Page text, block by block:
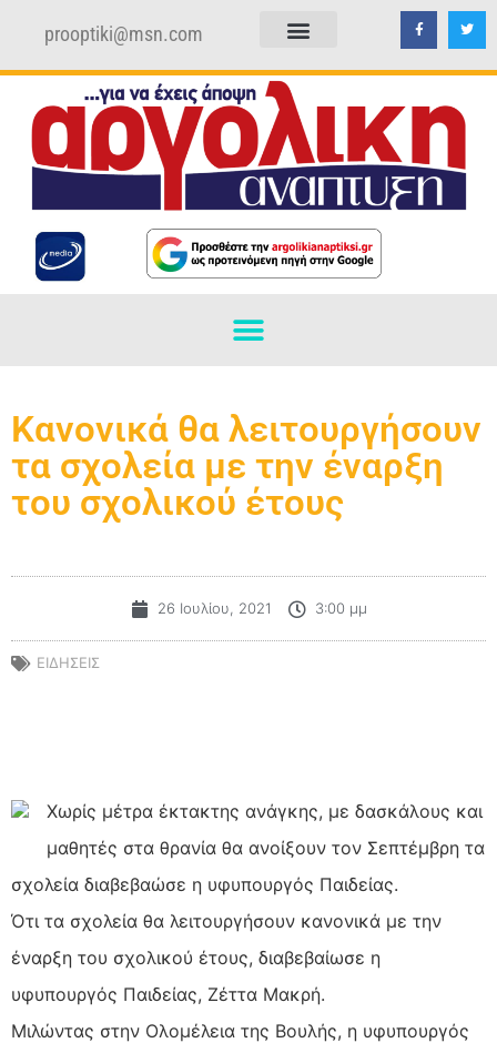
prooptiki@msn.com
Κανονικά θα λειτουργήσουν
τα σχολεία με την έναρξη
του σχολικού έτους
26 Ιουλίου, 2021 3:00 μμ
ΕΙΔΗΣΕΙΣ
Χωρίς μέτρα έκτακτης ανάγκης, με δασκάλους και
μαθητές στα θρανία θα ανοίξουν τον Σεπτέμβρη τα
σχολεία διαβεβαώσε η υφυπουργός Παιδείας.
Ότι τα σχολεία θα λειτουργήσουν κανονικά με την
έναρξη του σχολικού έτους, διαβεβαίωσε η
υφυπουργός Παιδείας, Ζέττα Μακρή.
Μιλώντας στην Ολομέλεια της Βουλής, η υφυπουργός